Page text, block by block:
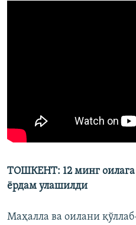
ТОШКЕНТ: 12 минг оилага
ёрдам улашилди
Маҳалла ва оилани